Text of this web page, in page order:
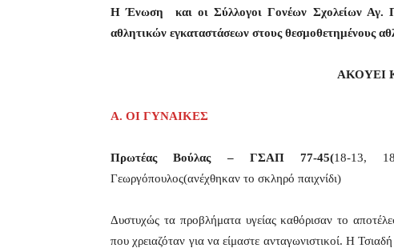
Η Ένωση και οι Σύλλογοι Γονέων Σχολείων Αγ.
αθλητικών εγκαταστάσεων στους θεσμοθετημένους
ΑΚΟΥΕΙ
Α. ΟΙ ΓΥΝΑΙΚΕΣ
Πρωτέας Βούλας – ΓΣΑΠ 77-45(18-13,
Γεωργόπουλος(ανέχθηκαν το σκληρό παιχνίδι)
Δυστυχώς τα προβλήματα υγείας καθόρισαν το
που χρειαζόταν για να είμαστε ανταγωνιστικοί. Η